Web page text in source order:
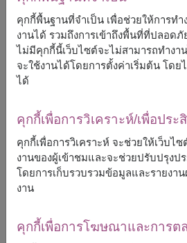
ราคาตามพื้นที่จัดส่ง
เริ่มต้นที่
ฟรีจัดส่ง + ฟรีการ์
หมายเหตุ:
การจัดและดอกไม้อาจจะแตก
เล็กน้อย ขึ้นอยู่กับฤดูกาลและพื้
ราคาเปลี่ยนแปลงตามพื้นที่จัดส่
คุกกี้พื้นฐานที่จำเป็น เพื่อช่วยให้การทำ
งานได้ รวมถึงการเข้าถึงพื้นที่ที่ปลอดภั
ไม่มีคุกกี้นี้เว็บไซต์จะไม่สามารถทำงา
จะใช้งานได้โดยการตั้งค่าเริ่มต้น โดย
ได้
คุกกี้เพื่อการวิเคราะห์/เพื่อประ
คุกกี้เพื่อการวิเคราะห์ จะช่วยให้เว็บไ
งานของผู้เข้าชมและจะช่วยปรับปรุงป
โดยการเก็บรวบรวมข้อมูลและรายงา
งาน
คุกกี้เพื่อการโฆษณาและการต